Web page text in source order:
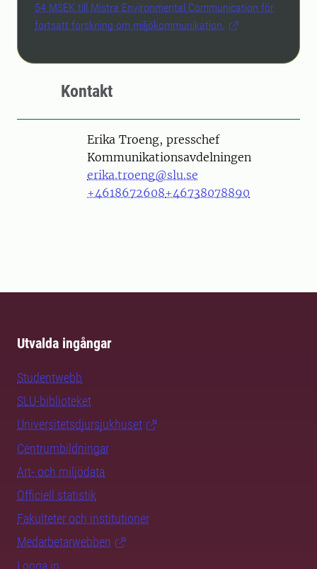
54 MSEK till Mistra Environmental Communication för
fortsatt forskning om miljökommunikation.
Kontakt
PersonErika Troeng, presschef
Kommunikationsavdelningen
erika.troeng@slu.se
+4618672608+46738078890
Utvalda ingångar
Studentwebb
SLU-biblioteket
Universitetsdjursjukhuset
Centrumbildningar
Art- och miljödata
Officiell statistik
Fakulteter och institutioner
Medarbetarwebben
Logga in